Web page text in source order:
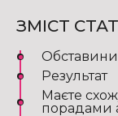
ЗМІСТ
Результат
Маєте
порадами